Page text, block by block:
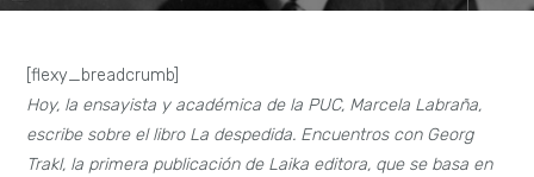
[flexy_breadcrumb]
Hoy, la ensayista y académica de la PUC, Marcela Labraña,
escribe sobre el libro La despedida. Encuentros con Georg
Trakl, la primera publicación de Laika editora, que se basa en